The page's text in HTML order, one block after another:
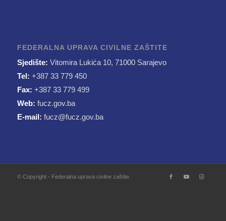
FEDERALNA UPRAVA CIVILNE ZAŠTITE
Sjedište: Vitomira Lukića 10, 71000 Sarajevo
Tel: +387 33 779 450
Fax: +387 33 779 499
Web: fucz.gov.ba
E-mail: fucz@fucz.gov.ba
© Copyright - Federalna uprava civilne zaštite